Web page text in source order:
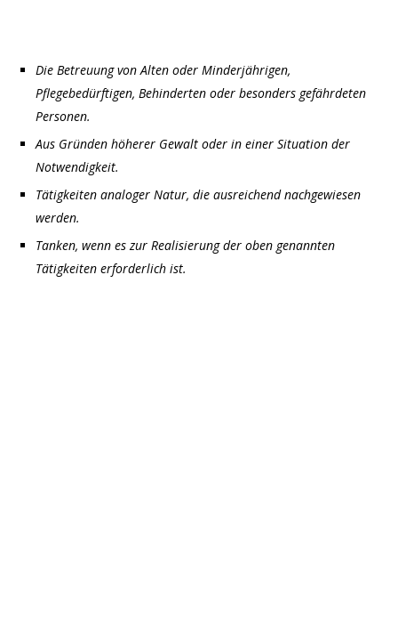
Die Betreuung von Alten oder Minderjährigen,
Pflegebedürftigen, Behinderten oder besonders gefährdeten
Personen.
Aus Gründen höherer Gewalt oder in einer Situation der
Notwendigkeit.
Tätigkeiten analoger Natur, die ausreichend nachgewiesen
werden.
Tanken, wenn es zur Realisierung der oben genannten
Tätigkeiten erforderlich ist.